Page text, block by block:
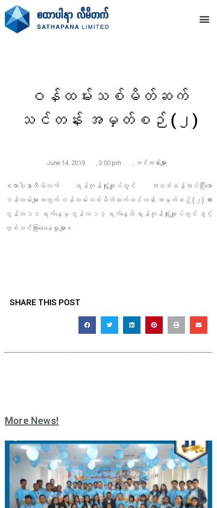
ဝန်ထမ်းသစ်မိတ်ဆက်
သင်တန်း အမှတ်စဉ် (၂)
June 14, 2019 3:00 pm သင်တန်းများ
စထာပါနာလီမိတက် ရန်ကုန်ရုံးချုပ်တွင် အသစ်ခန့်အပ်ပြီးသော
ဝန်ထမ်းများအတွက် ဝန်ထမ်းသစ်မိတ်ဆက်သင်တန်း အမှတ်စဉ် (၂) အား
ဇွန်လ ၁၁ ရက်နေ့မှ ဇွန်လ ၁၃ ရက်နေ့ထိ ရန်ကုန်ရုံးချုပ်တွင် ဖွင့်
လှစ်သင်ကြားပေးနေမှုများ။
SHARE THIS POST
More News!